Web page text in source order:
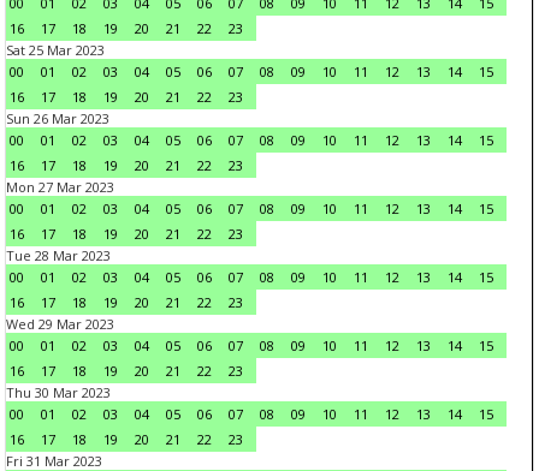
16
17 18 19 20 21 22
23
Sat 25 Mar 2023
00
01 02 03 04 05 06 07 08 09 10 11 12 13 14
15
16
17 18 19 20 21 22
23
Sun 26 Mar 2023
00
01 02 03 04 05 06 07 08 09 10 11 12 13 14
15
16
17 18 19 20 21 22
23
Mon 27 Mar 2023
00
01 02 03 04 05 06 07 08 09 10 11 12 13 14
15
16
17 18 19 20 21 22
23
Tue 28 Mar 2023
00
01 02 03 04 05 06 07 08 09 10 11 12 13 14
15
16
17 18 19 20 21 22
23
Wed 29 Mar 2023
00
01 02 03 04 05 06 07 08 09 10 11 12 13 14
15
16
17 18 19 20 21 22
23
Thu 30 Mar 2023
00
01 02 03 04 05 06 07 08 09 10 11 12 13 14
15
16
17 18 19 20 21 22
23
Fri 31 Mar 2023